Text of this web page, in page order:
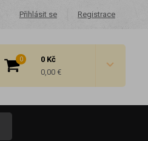
Registrace
Přihlásit se
0
0 Kč
0,00 €